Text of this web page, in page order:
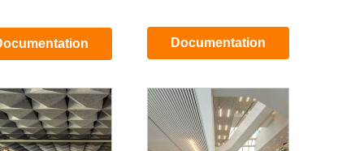
Documentation